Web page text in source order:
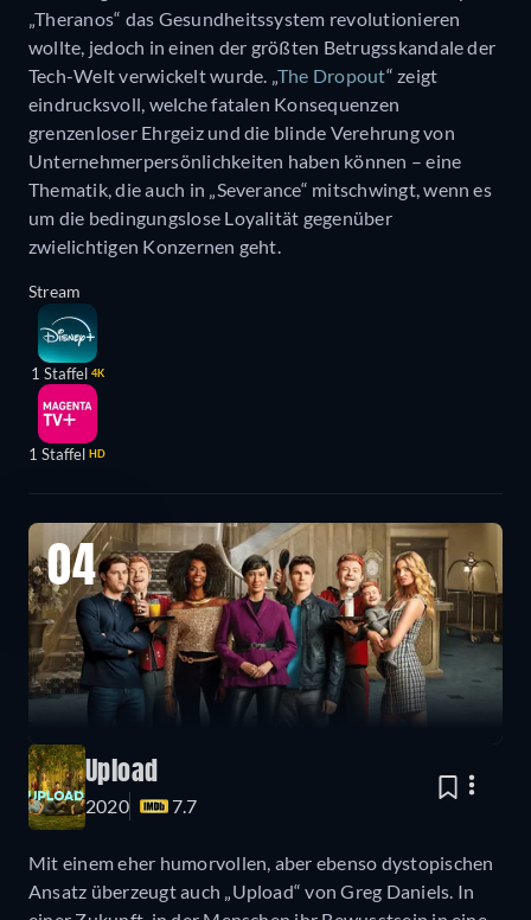
„Theranos“ das Gesundheitssystem revolutionieren
wollte, jedoch in einen der größten Betrugsskandale der
Tech-Welt verwickelt wurde. „ The Dropout“ zeigt
eindrucksvoll, welche fatalen Konsequenzen
grenzenloser Ehrgeiz und die blinde Verehrung von
Unternehmerpersönlichkeiten haben können – eine
Thematik, die auch in „Severance“ mitschwingt, wenn es
um die bedingungslose Loyalität gegenüber
zwielichtigen Konzernen geht.
Stream
1 Staffel 4K
1 Staffel HD
04
Upload
2020 7.7
Mit einem eher humorvollen, aber ebenso dystopischen
Ansatz überzeugt auch „Upload“ von Greg Daniels. In